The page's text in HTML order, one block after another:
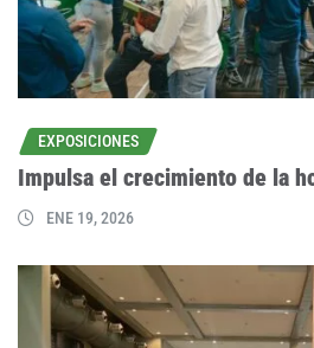
EXPOSICIONES
Impulsa el crecimiento de la
ENE 19, 2026